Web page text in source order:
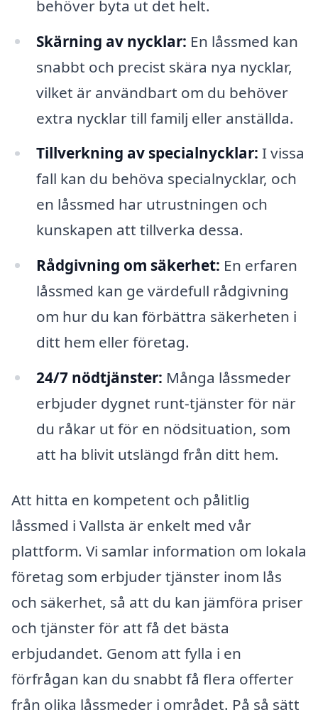
behöver byta ut det helt.
Skärning av nycklar: En låssmed kan
snabbt och precist skära nya nycklar,
vilket är användbart om du behöver
extra nycklar till familj eller anställda.
Tillverkning av specialnycklar: I vissa
fall kan du behöva specialnycklar, och
en låssmed har utrustningen och
kunskapen att tillverka dessa.
Rådgivning om säkerhet: En erfaren
låssmed kan ge värdefull rådgivning
om hur du kan förbättra säkerheten i
ditt hem eller företag.
24/7 nödtjänster: Många låssmeder
erbjuder dygnet runt-tjänster för när
du råkar ut för en nödsituation, som
att ha blivit utslängd från ditt hem.
Att hitta en kompetent och pålitlig
låssmed i Vallsta är enkelt med vår
plattform. Vi samlar information om lokala
företag som erbjuder tjänster inom lås
och säkerhet, så att du kan jämföra priser
och tjänster för att få det bästa
erbjudandet. Genom att fylla i en
förfrågan kan du snabbt få flera offerter
från olika låssmeder i området. På så sätt